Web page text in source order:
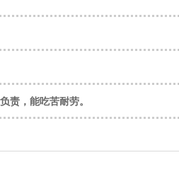
责，能吃苦耐劳。